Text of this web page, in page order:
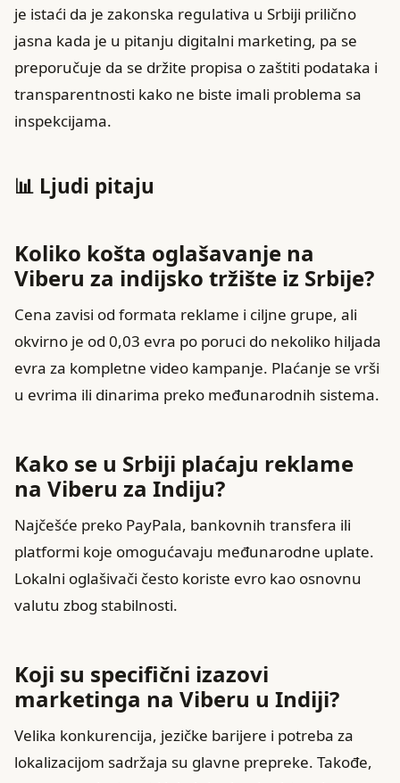
je istaći da je zakonska regulativa u Srbiji prilično
jasna kada je u pitanju digitalni marketing, pa se
preporučuje da se držite propisa o zaštiti podataka i
transparentnosti kako ne biste imali problema sa
inspekcijama.
📊 Ljudi pitaju
Koliko košta oglašavanje na
Viberu za indijsko tržište iz Srbije?
Cena zavisi od formata reklame i ciljne grupe, ali
okvirno je od 0,03 evra po poruci do nekoliko hiljada
evra za kompletne video kampanje. Plaćanje se vrši
u evrima ili dinarima preko međunarodnih sistema.
Kako se u Srbiji plaćaju reklame
na Viberu za Indiju?
Najčešće preko PayPala, bankovnih transfera ili
platformi koje omogućavaju međunarodne uplate.
Lokalni oglašivači često koriste evro kao osnovnu
valutu zbog stabilnosti.
Koji su specifični izazovi
marketinga na Viberu u Indiji?
Velika konkurencija, jezičke barijere i potreba za
lokalizacijom sadržaja su glavne prepreke. Takođe,